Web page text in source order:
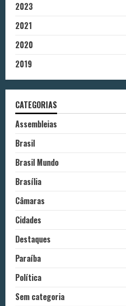
2023
2021
2020
2019
CATEGORIAS
Assembleias
Brasil
Brasil Mundo
Brasília
Câmaras
Cidades
Destaques
Paraíba
Política
Sem categoria